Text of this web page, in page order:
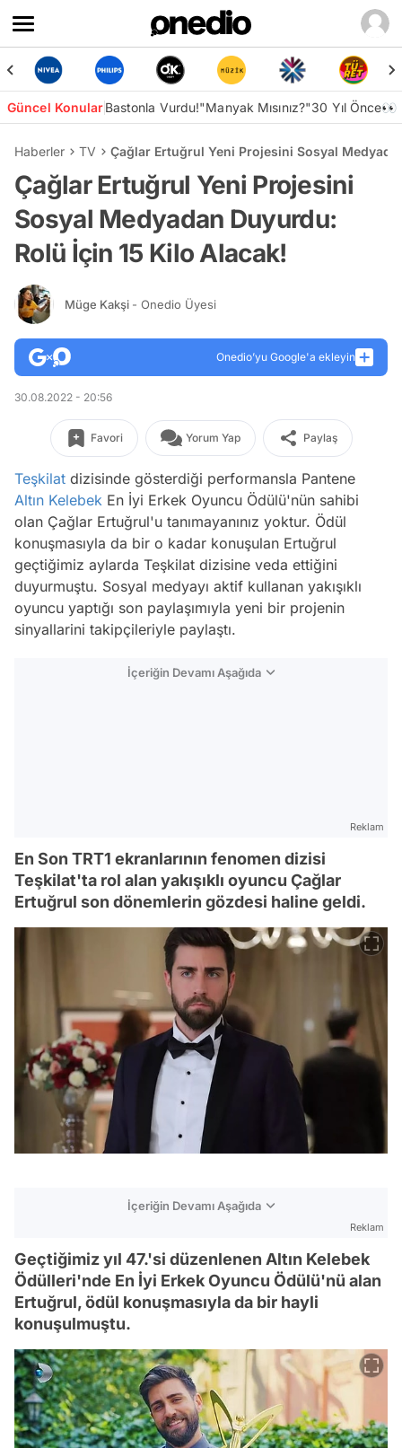
Güncel KonularBastonla Vurdu!"Manyak Mısınız?"30 Yıl Önce👀
Haberler TV Çağlar Ertuğrul Yeni Projesini Sosyal
Çağlar Ertuğrul Yeni Projesini
Sosyal Medyadan Duyurdu:
Rolü İçin 15 Kilo Alacak!
Müge Kakşi - Onedio Üyesi
Onedio’yu Google'a ekleyin
30.08.2022 - 20:56
Favori Yorum Yap Paylaş
Teşkilat dizisinde gösterdiği performansla Pantene
Altın Kelebek En İyi Erkek Oyuncu Ödülü'nün sahibi
olan Çağlar Ertuğrul'u tanımayanınız yoktur. Ödül
konuşmasıyla da bir o kadar konuşulan Ertuğrul
geçtiğimiz aylarda Teşkilat dizisine veda ettiğini
duyurmuştu. Sosyal medyayı aktif kullanan yakışıklı
oyuncu yaptığı son paylaşımıyla yeni bir projenin
sinyallarini takipçileriyle paylaştı.
İçeriğin Devamı Aşağıda
Reklam
En Son TRT1 ekranlarının fenomen dizisi
Teşkilat'ta rol alan yakışıklı oyuncu Çağlar
Ertuğrul son dönemlerin gözdesi haline geldi.
İçeriğin Devamı Aşağıda
Reklam
Geçtiğimiz yıl 47.'si düzenlenen Altın Kelebek
Ödülleri'nde En İyi Erkek Oyuncu Ödülü'nü alan
Ertuğrul, ödül konuşmasıyla da bir hayli
konuşulmuştu.